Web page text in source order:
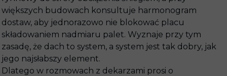
większych budowach konsultuje harmonogram
dostaw, aby jednorazowo nie blokować placu
składowaniem nadmiaru palet. Wyznaje przy tym
zasadę, że dach to system, a system jest tak dobry, jak
jego najsłabszy element.
Dlatego w rozmowach z dekarzami prosi o